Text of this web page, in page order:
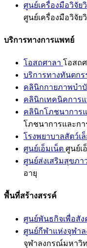
ศูนย์เครื่องมือวิจัย
ศูนย์เครื่องมือวิจัย
บริการทางการแพทย์
โอสถศาลา โอสถ
บริการทางทันตกร
คลินิกกายภาพบำ
คลินิกเทคนิคการ
คลินิกโภชนาการ
โภชนาการและก
โรงพยาบาลสัตว์เ
ศูนย์เอ็มเน็ต ศูนย์เ
ศูนย์ส่งเสริมสุขภา
อายุ
พื้นที่สร้างสรรค์
ศูนย์พันธกิจเพื่อสัง
ศูนย์กีฬาแห่งจุฬา
จุฬาลงกรณ์มหาวิ